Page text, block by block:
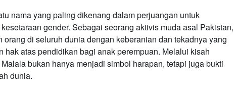
nama yang paling dikenang dalam perjuangan untuk
gender. Sebagai seorang aktivis muda asal Pakistan,
di seluruh dunia dengan keberanian dan tekadnya yang
hak atas pendidikan bagi anak perempuan. Melalui kisah
bukan hanya menjadi simbol harapan, tetapi juga bukti
dunia.